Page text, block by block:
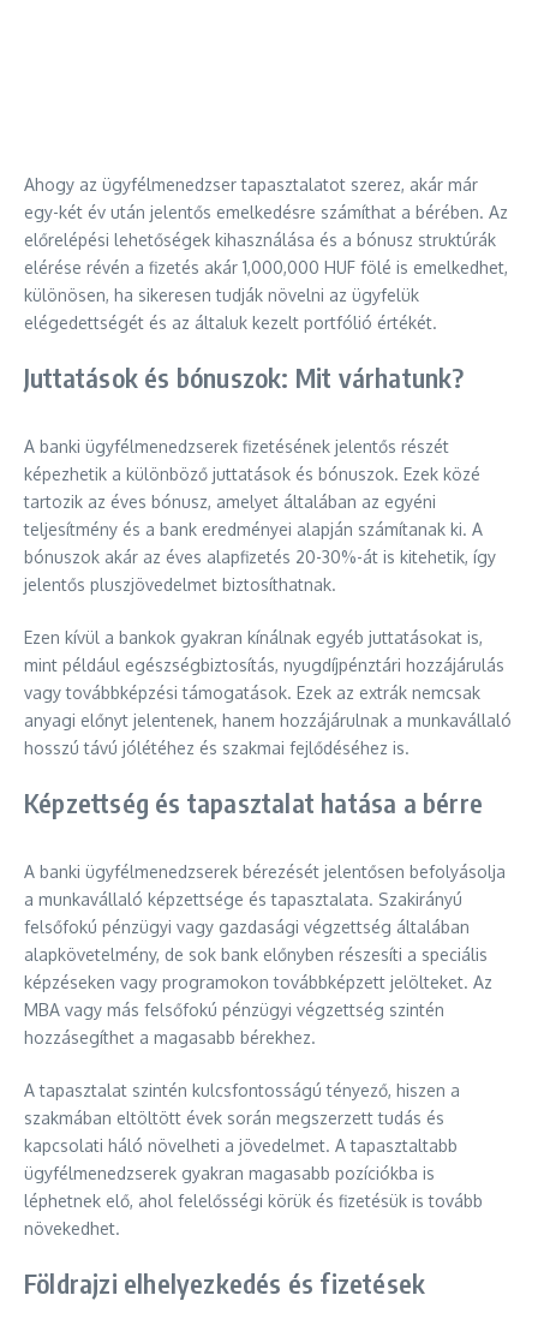
Ahogy az ügyfélmenedzser tapasztalatot szerez, akár már
egy-két év után jelentős emelkedésre számíthat a bérében. Az
előrelépési lehetőségek kihasználása és a bónusz struktúrák
elérése révén a fizetés akár 1,000,000 HUF fölé is emelkedhet,
különösen, ha sikeresen tudják növelni az ügyfelük
elégedettségét és az általuk kezelt portfólió értékét.
Juttatások és bónuszok: Mit várhatunk?
A banki ügyfélmenedzserek fizetésének jelentős részét
képezhetik a különböző juttatások és bónuszok. Ezek közé
tartozik az éves bónusz, amelyet általában az egyéni
teljesítmény és a bank eredményei alapján számítanak ki. A
bónuszok akár az éves alapfizetés 20-30%-át is kitehetik, így
jelentős pluszjövedelmet biztosíthatnak.
Ezen kívül a bankok gyakran kínálnak egyéb juttatásokat is,
mint például egészségbiztosítás, nyugdíjpénztári hozzájárulás
vagy továbbképzési támogatások. Ezek az extrák nemcsak
anyagi előnyt jelentenek, hanem hozzájárulnak a munkavállaló
hosszú távú jólétéhez és szakmai fejlődéséhez is.
Képzettség és tapasztalat hatása a bérre
A banki ügyfélmenedzserek bérezését jelentősen befolyásolja
a munkavállaló képzettsége és tapasztalata. Szakirányú
felsőfokú pénzügyi vagy gazdasági végzettség általában
alapkövetelmény, de sok bank előnyben részesíti a speciális
képzéseken vagy programokon továbbképzett jelölteket. Az
MBA vagy más felsőfokú pénzügyi végzettség szintén
hozzásegíthet a magasabb bérekhez.
A tapasztalat szintén kulcsfontosságú tényező, hiszen a
szakmában eltöltött évek során megszerzett tudás és
kapcsolati háló növelheti a jövedelmet. A tapasztaltabb
ügyfélmenedzserek gyakran magasabb pozíciókba is
léphetnek elő, ahol felelősségi körük és fizetésük is tovább
növekedhet.
Földrajzi elhelyezkedés és fizetések